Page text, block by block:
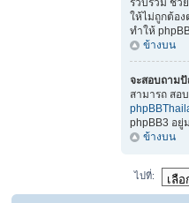
ให้ไม่ถูกต้อ
ทำให้
ข้างบน
จะสอบถาม
สามารถ สอ
phpBB3 อยู่
ข้างบน
ไปที่: